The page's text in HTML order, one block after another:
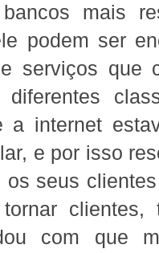
mais
podem ser
serviços que
a internet
e por isso
os seus
clientes,
com que